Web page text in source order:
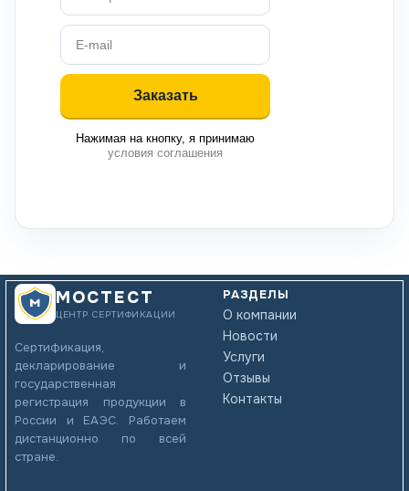
Нажимая на кнопку, я принимаю
условия соглашения
МОСТЕСТ
ЦЕНТР СЕРТИФИКАЦИИ
Сертификация,
декларирование и
государственная
регистрация продукции в
России и ЕАЭС. Работаем
дистанционно по всей
стране.
РАЗДЕЛЫ
О компании
Новости
Услуги
Отзывы
Контакты